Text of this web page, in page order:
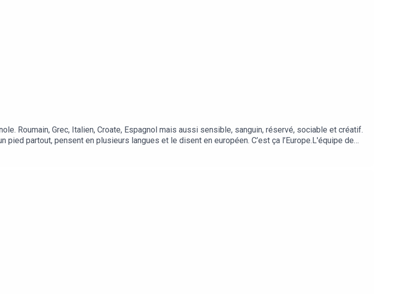
Roumain, Grec, Italien, Croate, Espagnol mais aussi sensible, sanguin, réservé, sociable et créatif.
partout, pensent en plusieurs langues et le disent en européen. C’est ça l’Europe.L'équipe de
épisode, on discute Pop-Culture avec Joe, Ruben et Denis !C'est quoi la Pop-Culture ?
mode, technologies, la pop-culture est présente partout, y compris dans les pays européens.